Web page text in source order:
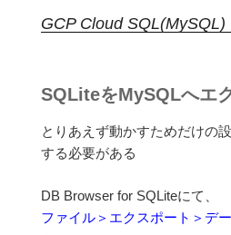
GCP Cloud SQL(MySQL)
SQLiteをMySQLへエ
とりあえず動かすためだけの
する必要がある
DB Browser for SQLiteにて、
ファイル＞エクスポート＞デ